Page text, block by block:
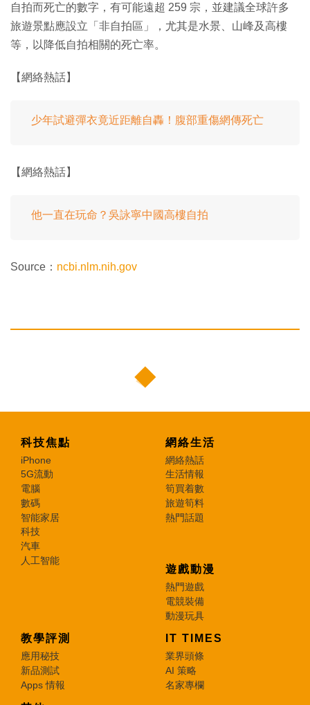
自拍而死亡的數字，有可能遠超 259 宗，並建議全球許多
旅遊景點應設立「非自拍區」，尤其是水景、山峰及高樓
等，以降低自拍相關的死亡率。
【網絡熱話】
少年試避彈衣竟近距離自轟！腹部重傷網傳死亡
【網絡熱話】
他一直在玩命？吳詠寧中國高樓自拍
Source： ncbi.nlm.nih.gov
科技焦點
iPhone
5G流動
電腦
數碼
智能家居
科技
汽車
人工智能
網絡生活
網絡熱話
生活情報
筍買着數
旅遊筍料
熱門話題
遊戲動漫
熱門遊戲
電競裝備
動漫玩具
教學評測
應用秘技
新品測試
Apps 情報
IT TIMES
業界頭條
AI 策略
名家專欄